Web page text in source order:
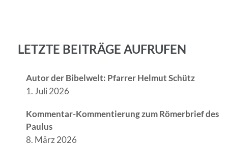
LETZTE BEITRÄGE AUFRUFEN
Autor der Bibelwelt: Pfarrer Helmut Schütz
1. Juli 2026
Kommentar-Kommentierung zum Römerbrief des
Paulus
8. März 2026